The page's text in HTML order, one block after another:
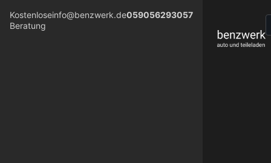
Kostenlose
Beratung
info@benzwerk.de059056293057